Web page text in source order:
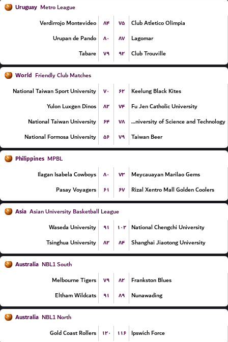
Uruguay Metro League
Verdirrojo Montevideo
۸۴ ۷۵
Club Atletico Olimpia
Urupan de Pando
۸۰ ۸۷
Lagomar
Tabare
۷۹ ۹۲ Club Trouville
World Friendly Club Matches
National Taiwan Sport University
۷۰ ۶۲
Keelung Black Kites
Yulon Luxgen Dinos
۸۲ ۷۴
Fu Jen Catholic University
National Taiwan University
۶۴ ۷۸
Chien Hsin University of Science and Technology
National Formosa University
۵۶ ۷۹ Taiwan Beer
Philippines MPBL
Ilagan Isabela Cowboys
۸۰ ۷۳
Meycauayan Marilao Gems
Pasay Voyagers
۶۱ ۶۷ Rizal Xentro Mall Golden Coolers
Asia Asian University Basketball League
Waseda University
۹۱ ۱۰۲
National Chengchi University
Tsinghua University
۸۲ ۸۴ Shanghai Jiaotong University
Australia NBL1 South
Melbourne Tigers
۷۹ ۸۲
Frankston Blues
Eltham Wildcats
۹۱ ۸۹ Nunawading
Australia NBL1 North
Gold Coast Rollers
۱۲۰ ۱۱۶ Ipswich Force